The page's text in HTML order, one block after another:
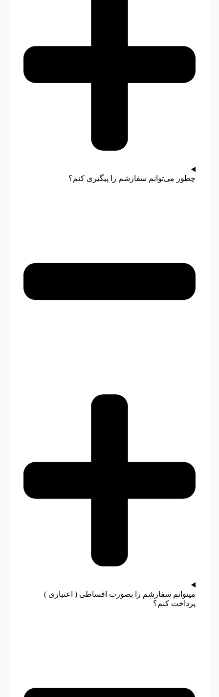
چطور می‌توانم سفارشم را پیگیری کنم؟
میتوانم سفارشم را بصورت اقساطی ( اعتباری )
پرداخت کنم؟